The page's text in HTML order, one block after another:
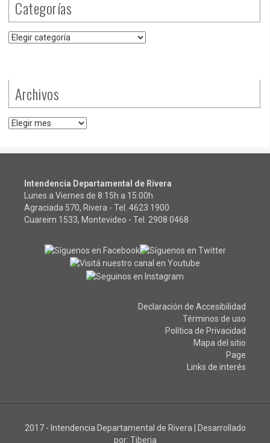
Categorías
Categorías
Archivos
Archivos
Intendencia Departamental de Rivera
Lunes a Viernes de 8:15h a 15:00h
Agraciada 570, Rivera - Tel. 4623 1900
Cuareim 1533, Montevideo - Tel. 2908 0468
Declaración de Accesibilidad
Términos de uso
Política de Privacidad
Mapa del sitio
Page
Links de interés
2017 - Intendencia Departamental de Rivera | Desarrollado
por: Tiberia